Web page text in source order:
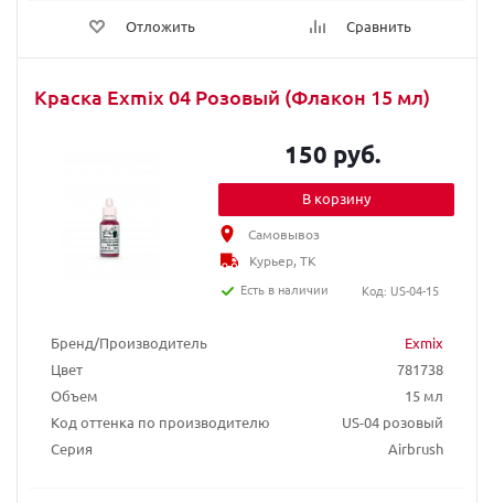
Отложить Сравнить
Краска Exmix 04 Розовый (Флакон 15 мл)
Бренд/Производитель
Exmix
Цвет
781738
Объем
15 мл
Код оттенка по производителю
US-04 розовый
Серия
Airbrush
150 руб.
В корзину
Самовывоз
Курьер, ТК
Есть в наличии
Код: US-04-15